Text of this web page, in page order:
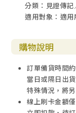
分類：見證傳記
適用對象：適用
購物說明
訂單備貨時間
當日或隔日出
特殊情況，將
線上刷卡金額